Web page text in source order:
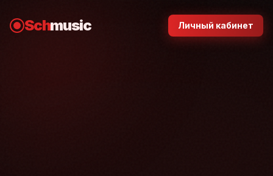
Schmusic Личный кабинет